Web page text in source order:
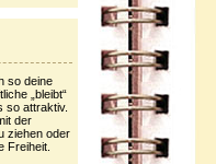
so deine
„bleibt“
so attraktiv.
der
ziehen oder
Freiheit.